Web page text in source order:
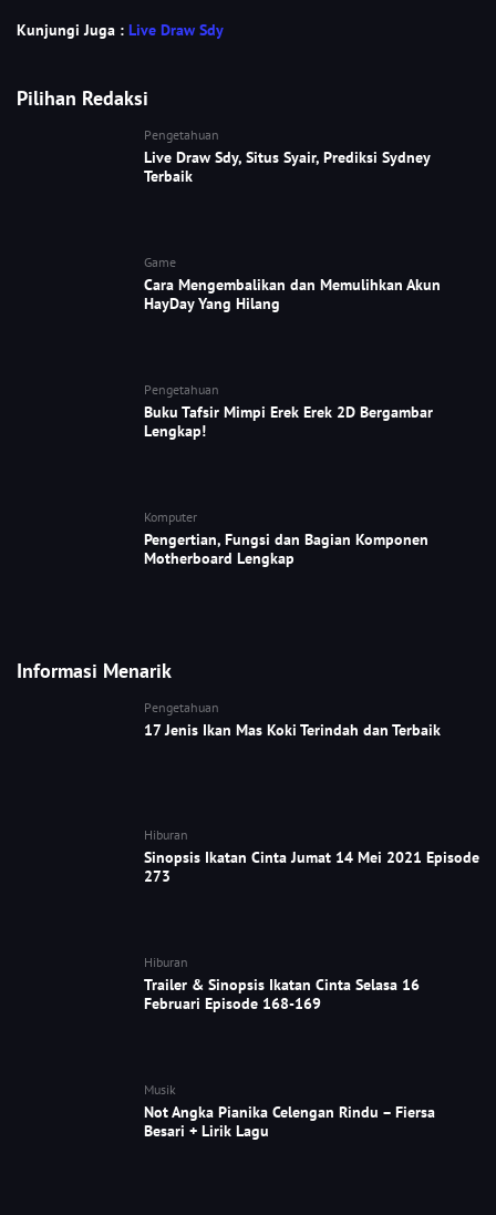
Kunjungi Juga : Live Draw Sdy
Pilihan Redaksi
Pengetahuan
Live Draw Sdy, Situs Syair, Prediksi Sydney
Terbaik
Game
Cara Mengembalikan dan Memulihkan Akun
HayDay Yang Hilang
Pengetahuan
Buku Tafsir Mimpi Erek Erek 2D Bergambar
Lengkap!
Komputer
Pengertian, Fungsi dan Bagian Komponen
Motherboard Lengkap
Informasi Menarik
Pengetahuan
17 Jenis Ikan Mas Koki Terindah dan Terbaik
Hiburan
Sinopsis Ikatan Cinta Jumat 14 Mei 2021 Episode
273
Hiburan
Trailer & Sinopsis Ikatan Cinta Selasa 16
Februari Episode 168-169
Musik
Not Angka Pianika Celengan Rindu – Fiersa
Besari + Lirik Lagu